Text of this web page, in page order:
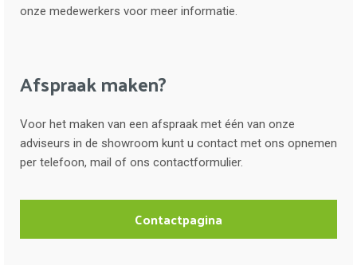
onze medewerkers voor meer informatie.
Afspraak maken?
Voor het maken van een afspraak met één van onze
adviseurs in de showroom kunt u contact met ons opnemen
per telefoon, mail of ons contactformulier.
Contactpagina